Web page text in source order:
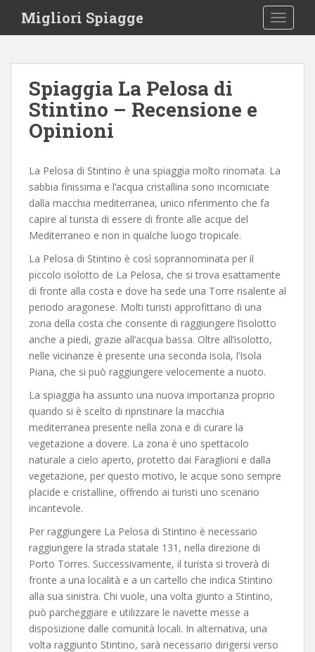
i
Migliori Spiagge
Spiaggia La Pelosa di
Stintino – Recensione e
Opinioni
La Pelosa di Stintino è una spiaggia molto rinomata. La
sabbia finissima e l’acqua cristallina sono incorniciate
dalla macchia mediterranea, unico riferimento che fa
capire al turista di essere di fronte alle acque del
Mediterraneo e non in qualche luogo tropicale.
La Pelosa di Stintino è così soprannominata per il
piccolo isolotto de La Pelosa, che si trova esattamente
di fronte alla costa e dove ha sede una Torre risalente al
periodo aragonese. Molti turisti approfittano di una
zona della costa che consente di raggiungere l’isolotto
anche a piedi, grazie all’acqua bassa. Oltre all’isolotto,
nelle vicinanze è presente una seconda isola, l’Isola
Piana, che si può raggiungere velocemente a nuoto.
La spiaggia ha assunto una nuova importanza proprio
quando si è scelto di ripristinare la macchia
mediterranea presente nella zona e di curare la
vegetazione a dovere. La zona è uno spettacolo
naturale a cielo aperto, protetto dai Faraglioni e dalla
vegetazione, per questo motivo, le acque sono sempre
placide e cristalline, offrendo ai turisti uno scenario
incantevole.
Per raggiungere La Pelosa di Stintino è necessario
raggiungere la strada statale 131, nella direzione di
Porto Torres. Successivamente, il turista si troverà di
fronte a una località e a un cartello che indica Stintino
alla sua sinistra. Chi vuole, una volta giunto a Stintino,
può parcheggiare e utilizzare le navette messe a
disposizione dalle comunità locali. In alternativa, una
volta raggiunto Stintino, sarà necessario dirigersi verso